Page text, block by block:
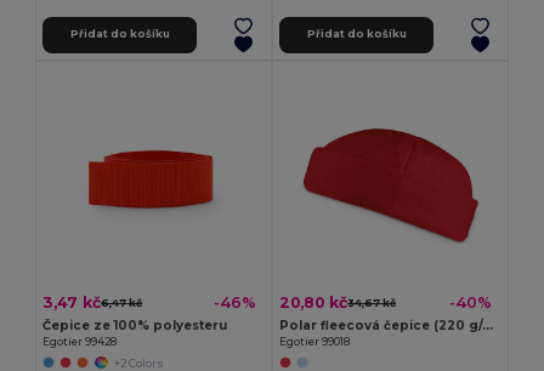
Přidat do košíku Přidat do košíku
3,47 kč6,47 kč -46%
Čepice ze 100% polyesteru
Egotier 99428
+2 Colors
20,80 kč34,67 kč -40%
Polar fleecová čepice (220 g/m²)
Egotier 99018